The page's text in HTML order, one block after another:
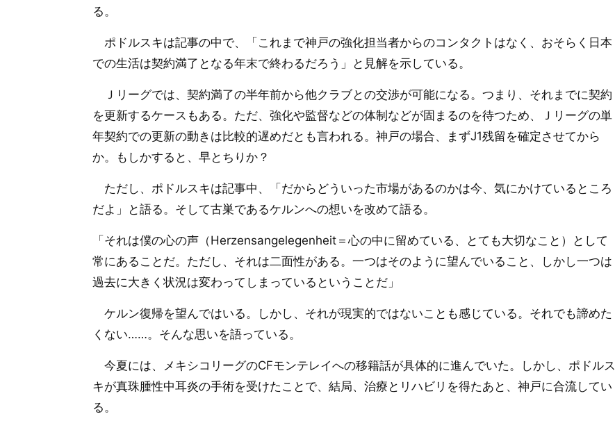
る。
ポドルスキは記事の中で、「これまで神戸の強化担当者からのコンタクトはなく、おそらく日本
での生活は契約満了となる年末で終わるだろう」と見解を示している。
Ｊリーグでは、契約満了の半年前から他クラブとの交渉が可能になる。つまり、それまでに契約
を更新するケースもある。ただ、強化や監督などの体制などが固まるのを待つため、Ｊリーグの単
年契約での更新の動きは比較的遅めだとも言われる。神戸の場合、まずJ1残留を確定させてから
か。もしかすると、早とちりか？
ただし、ポドルスキは記事中、「だからどういった市場があるのかは今、気にかけているところ
だよ」と語る。そして古巣であるケルンへの想いを改めて語る。
「それは僕の心の声（Herzensangelegenheit＝心の中に留めている、とても大切なこと）として
常にあることだ。ただし、それは二面性がある。一つはそのように望んでいること、しかし一つは
過去に大きく状況は変わってしまっているということだ」
ケルン復帰を望んではいる。しかし、それが現実的ではないことも感じている。それでも諦めた
くない……。そんな思いを語っている。
今夏には、メキシコリーグのCFモンテレイへの移籍話が具体的に進んでいた。しかし、ポドルス
キが真珠腫性中耳炎の手術を受けたことで、結局、治療とリハビリを得たあと、神戸に合流してい
る。